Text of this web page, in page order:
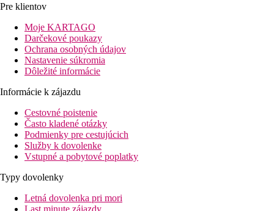
Golfové ihrisko
30 km
Vzdialenosť od najbližšieho letiska
Pláž
Ležadla na pláži za poplatok
Slnečníky na pláži za poplatok
Hotel priamo pri pláži
Plážová dovolenka
bazény
Ležadlá a slnečníky pri bazéne zadarmo
Pre klientov
Moje KARTAGO
Darčekové poukazy
Ochrana osobných údajov
Nastavenie súkromia
Dôležité informácie
Informácie k zájazdu
Cestovné poistenie
Často kladené otázky
Podmienky pre cestujúcich
Služby k dovolenke
Vstupné a pobytové poplatky
Typy dovolenky
Letná dovolenka pri mori
Last minute zájazdy